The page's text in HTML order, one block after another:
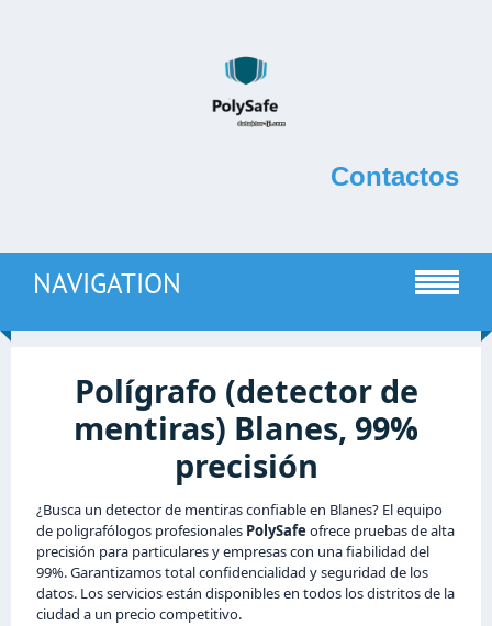
Contactos
NAVIGATION
Polígrafo (detector de
mentiras) Blanes, 99%
precisión
¿Busca un detector de mentiras confiable en Blanes? El equipo
de poligrafólogos profesionales PolySafe ofrece pruebas de alta
precisión para particulares y empresas con una fiabilidad del
99%. Garantizamos total confidencialidad y seguridad de los
datos. Los servicios están disponibles en todos los distritos de la
ciudad a un precio competitivo.